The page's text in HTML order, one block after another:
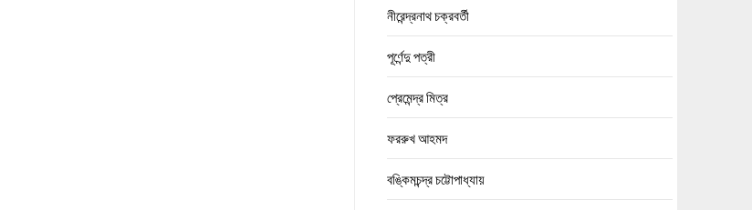
নীরেন্দ্রনাথ চক্রবর্তী
পূর্ণেন্দু পত্রী
প্রেমেন্দ্র মিত্র
ফররুখ আহমদ
বঙ্কিমচন্দ্র চট্টোপাধ্যায়